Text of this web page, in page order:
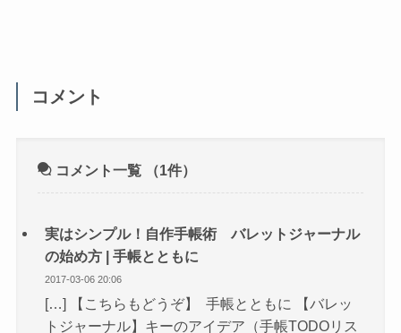
コメント
コメント一覧 （1件）
実はシンプル！自作手帳術 バレットジャーナル
の始め方 | 手帳とともに
2017-03-06 20:06
[…] 【こちらもどうぞ】 手帳とともに 【バレッ
トジャーナル】キーのアイデア（手帳TODOリス